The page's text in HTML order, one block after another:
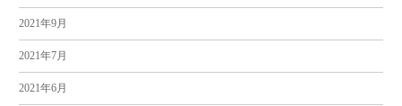
2021年9月
2021年7月
2021年6月